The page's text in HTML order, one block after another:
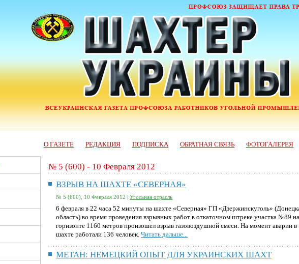
О ГАЗЕТЕ РЕДАКЦИЯ ПОДПИСКА ОБРАТНАЯ СВЯЗЬ ФОТОГАЛЕРЕЯ
№ 5 (600) - 10 Февраля 2012
ВЗРЫВ НА ШАХТЕ «СЕВЕРНАЯ»
№ 5 (600), 10 Февраля 2012 |Угольная отрасль
6 февраля в 22 часа 52 минуты на шахте «Северная» ГП «Дзержинскуголь»
область) во время проведения взрывных работ в откаточном штреке участка №89 на
горизонте 1160 метров произошел взрыв газовоздушной смеси. На момент аварии в
шахте работали 136 человек.Читать дальше...
МЕТАН: НЕМЕЦКИЙ ОПЫТ ДЛЯ УКРАИНСКИХ ШАХТ